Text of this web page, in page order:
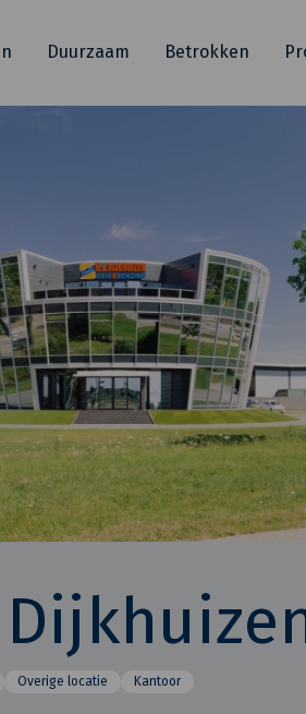
Duurzaam Betrokken
Overige locatie Kantoor